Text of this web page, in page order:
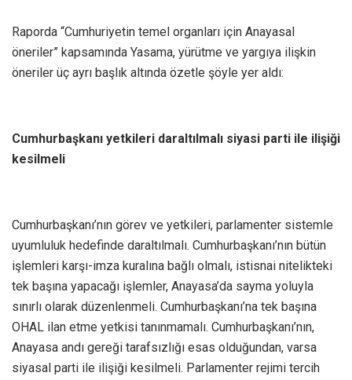
Raporda “Cumhuriyetin temel organları için Anayasal
öneriler” kapsamında Yasama, yürütme ve yargıya ilişkin
öneriler üç ayrı başlık altında özetle şöyle yer aldı:
Cumhurbaşkanı yetkileri daraltılmalı siyasi parti ile ilişiği
kesilmeli
Cumhurbaşkanı’nın görev ve yetkileri, parlamenter sistemle
uyumluluk hedefinde daraltılmalı. Cumhurbaşkanı’nın bütün
işlemleri karşı-imza kuralına bağlı olmalı, istisnai nitelikteki
tek başına yapacağı işlemler, Anayasa’da sayma yoluyla
sınırlı olarak düzenlenmeli. Cumhurbaşkanı’na tek başına
OHAL ilan etme yetkisi tanınmamalı. Cumhurbaşkanı’nın,
Anayasa andı gereği tarafsızlığı esas olduğundan, varsa
siyasal parti ile ilişiği kesilmeli. Parlamenter rejimi tercih